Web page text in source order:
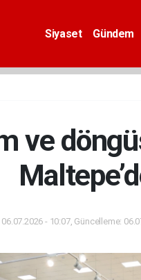
Siyaset Gündem
ve
06.07.2026 - 10:07, Güncelleme: